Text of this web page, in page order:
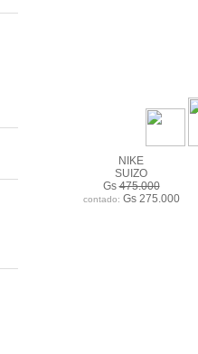
NIKE
SUIZO
Gs475.000
contado: Gs 275.000